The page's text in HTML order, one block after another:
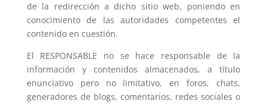
de la redirección a dicho sitio web, poniendo en
conocimiento de las autoridades competentes el
contenido en cuestión.
El RESPONSABLE no se hace responsable de la
información y contenidos almacenados, a título
enunciativo pero no limitativo, en foros, chats,
generadores de blogs, comentarios, redes sociales o